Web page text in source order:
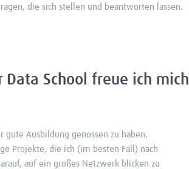
die sich stellen und beantworten lassen.
Data School freue ich mich
Ausbildung genossen zu haben.
Projekte, die ich (im besten Fall) nach
auf ein großes Netzwerk blicken zu